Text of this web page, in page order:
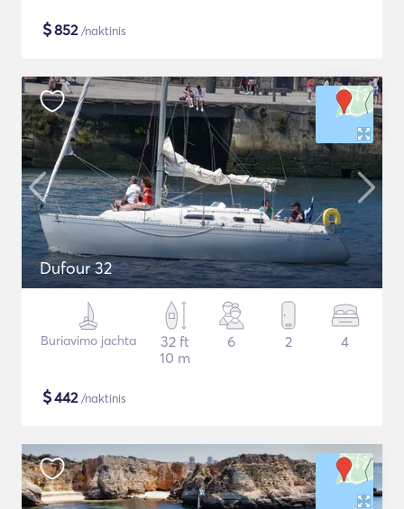
$852/naktinis
Dufour 32
Buriavimo jachta
32 ft
10 m
6 2 4
$442/naktinis